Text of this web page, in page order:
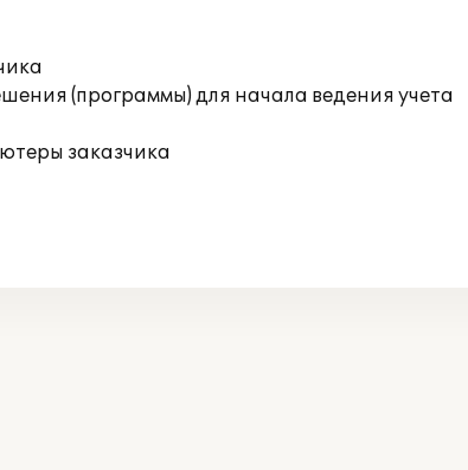
(программы) для начала ведения учета
заказчика